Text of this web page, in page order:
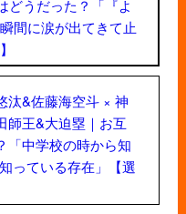
どうだった？「『よ
間に涙が出てきて止
汰&佐藤海空斗 × 神
師王&大迫塁｜お互
「中学校の時から知
っている存在」【選